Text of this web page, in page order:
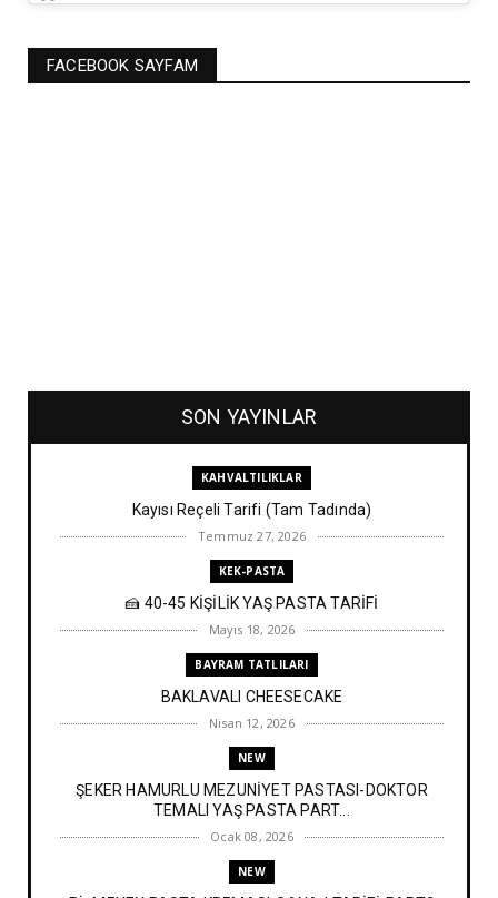
FACEBOOK SAYFAM
SON YAYINLAR
KAHVALTILIKLAR
Kayısı Reçeli Tarifi (Tam Tadında)
Temmuz 27, 2026
KEK-PASTA
🍰 40-45 KİŞİLİK YAŞ PASTA TARİFİ
Mayıs 18, 2026
BAYRAM TATLILARI
BAKLAVALI CHEESECAKE
Nisan 12, 2026
NEW
ŞEKER HAMURLU MEZUNİYET PASTASI-DOKTOR
TEMALI YAŞ PASTA PART...
Ocak 08, 2026
NEW